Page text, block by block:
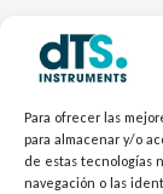
Para ofrecer las
para almacenar y/o
de estas tecnologías
navegación o las
Electrónica dTSPres
Transmisor de
MPM489WZ4